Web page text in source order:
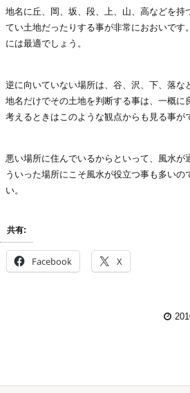
地名に丘、岡、坂、段、上、山、高などを持
てい土地だったりする事が非常におおいです
には最適でしょう。
逆に向いていない場所は、谷、沢、下、落な
地名だけでその土地を判断する事は、一概に
考えるときはこのような観点からも見る事が
悪い場所に住んでいるからといって、風水が
ういった場所にこそ風水が役立つ事も多いの
い。
共有:
Facebook X